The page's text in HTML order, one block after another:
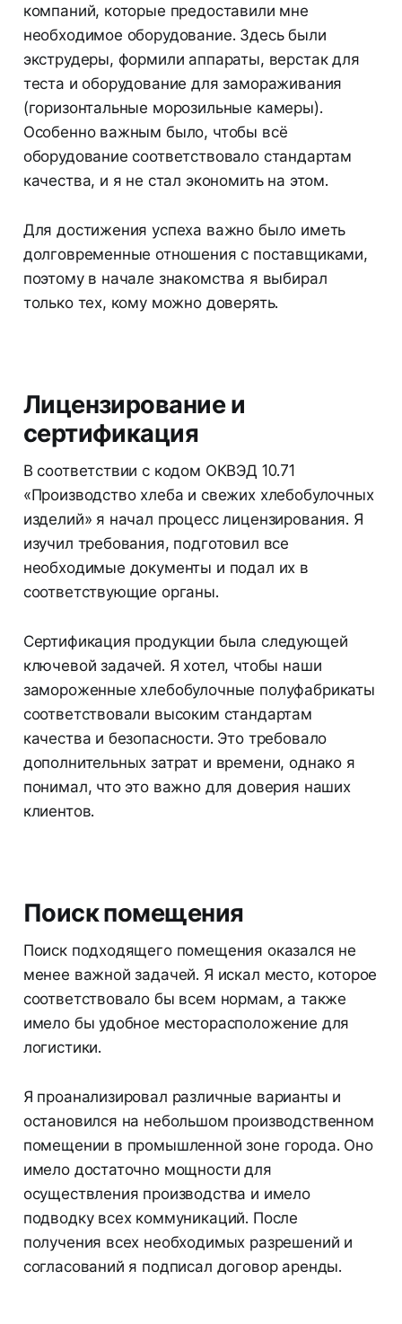
компаний, которые предоставили мне
необходимое оборудование. Здесь были
экструдеры, формили аппараты, верстак для
теста и оборудование для замораживания
(горизонтальные морозильные камеры).
Особенно важным было, чтобы всё
оборудование соответствовало стандартам
качества, и я не стал экономить на этом.
Для достижения успеха важно было иметь
долговременные отношения с поставщиками,
поэтому в начале знакомства я выбирал
только тех, кому можно доверять.
Лицензирование и
сертификация
В соответствии с кодом ОКВЭД 10.71
«Производство хлеба и свежих хлебобулочных
изделий» я начал процесс лицензирования. Я
изучил требования, подготовил все
необходимые документы и подал их в
соответствующие органы.
Сертификация продукции была следующей
ключевой задачей. Я хотел, чтобы наши
замороженные хлебобулочные полуфабрикаты
соответствовали высоким стандартам
качества и безопасности. Это требовало
дополнительных затрат и времени, однако я
понимал, что это важно для доверия наших
клиентов.
Поиск помещения
Поиск подходящего помещения оказался не
менее важной задачей. Я искал место, которое
соответствовало бы всем нормам, а также
имело бы удобное месторасположение для
логистики.
Я проанализировал различные варианты и
остановился на небольшом производственном
помещении в промышленной зоне города. Оно
имело достаточно мощности для
осуществления производства и имело
подводку всех коммуникаций. После
получения всех необходимых разрешений и
согласований я подписал договор аренды.